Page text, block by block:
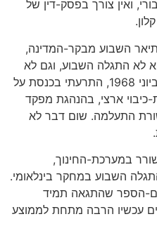
ואין צורך בפסק-דין של
השבוע מבקר-המדינה,
לא התגלה השבוע, וגם לא
השנה. כבר לפני 42 שנה, ב-10 ביוני 1968, התרעתי בכנסת על
ארצי, בהנהגת מפקד
התעלמה. שום דבר לא
במערכת-החינוך,
השבוע במחקר בינלאומי.
עם-הספר שהתגאה תמיד
עכשיו הרבה מתחת לממוצע